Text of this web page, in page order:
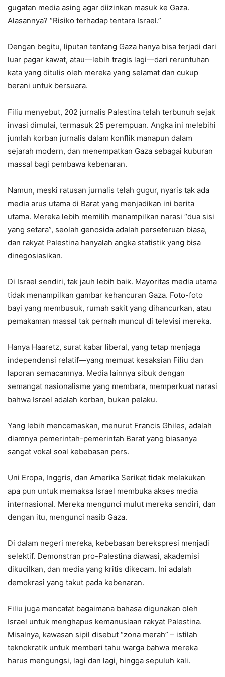
gugatan media asing agar diizinkan masuk ke Gaza.
Alasannya? “Risiko terhadap tentara Israel.”
Dengan begitu, liputan tentang Gaza hanya bisa terjadi dari
luar pagar kawat, atau—lebih tragis lagi—dari reruntuhan
kata yang ditulis oleh mereka yang selamat dan cukup
berani untuk bersuara.
Filiu menyebut, 202 jurnalis Palestina telah terbunuh sejak
invasi dimulai, termasuk 25 perempuan. Angka ini melebihi
jumlah korban jurnalis dalam konflik manapun dalam
sejarah modern, dan menempatkan Gaza sebagai kuburan
massal bagi pembawa kebenaran.
Namun, meski ratusan jurnalis telah gugur, nyaris tak ada
media arus utama di Barat yang menjadikan ini berita
utama. Mereka lebih memilih menampilkan narasi “dua sisi
yang setara”, seolah genosida adalah perseteruan biasa,
dan rakyat Palestina hanyalah angka statistik yang bisa
dinegosiasikan.
Di Israel sendiri, tak jauh lebih baik. Mayoritas media utama
tidak menampilkan gambar kehancuran Gaza. Foto-foto
bayi yang membusuk, rumah sakit yang dihancurkan, atau
pemakaman massal tak pernah muncul di televisi mereka.
Hanya Haaretz, surat kabar liberal, yang tetap menjaga
independensi relatif—yang memuat kesaksian Filiu dan
laporan semacamnya. Media lainnya sibuk dengan
semangat nasionalisme yang membara, memperkuat narasi
bahwa Israel adalah korban, bukan pelaku.
Yang lebih mencemaskan, menurut Francis Ghiles, adalah
diamnya pemerintah-pemerintah Barat yang biasanya
sangat vokal soal kebebasan pers.
Uni Eropa, Inggris, dan Amerika Serikat tidak melakukan
apa pun untuk memaksa Israel membuka akses media
internasional. Mereka mengunci mulut mereka sendiri, dan
dengan itu, mengunci nasib Gaza.
Di dalam negeri mereka, kebebasan berekspresi menjadi
selektif. Demonstran pro-Palestina diawasi, akademisi
dikucilkan, dan media yang kritis dikecam. Ini adalah
demokrasi yang takut pada kebenaran.
Filiu juga mencatat bagaimana bahasa digunakan oleh
Israel untuk menghapus kemanusiaan rakyat Palestina.
Misalnya, kawasan sipil disebut “zona merah” – istilah
teknokratik untuk memberi tahu warga bahwa mereka
harus mengungsi, lagi dan lagi, hingga sepuluh kali.